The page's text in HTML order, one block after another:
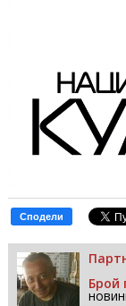
Сподели
Брой